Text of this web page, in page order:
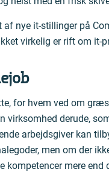
nye it-stillinger på
virkelig er rift om it-
for hvem ved om
virksomhed derude,
arbejdsgiver kan
men om der
mere end